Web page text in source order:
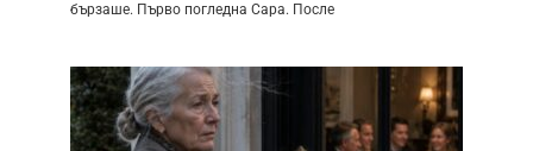
бързаше. Първо погледна Сара. После